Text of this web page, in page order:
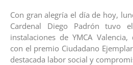
Con gran alegría el día de hoy,
Cardenal Diego Padrón tuvo
instalaciones de YMCA
con el premio Ciudadano
destacada labor social y